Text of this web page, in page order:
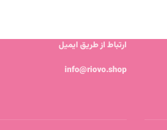
ارتباط از طریق ایمیل
info@riovo.shop